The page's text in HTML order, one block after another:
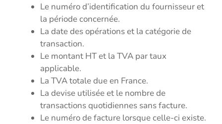
Le numéro d’identification du fournisseur et
la période concernée.
La date des opérations et la catégorie de
transaction.
Le montant HT et la TVA par taux
applicable.
La TVA totale due en France.
La devise utilisée et le nombre de
transactions quotidiennes sans facture.
Le numéro de facture lorsque celle-ci existe.